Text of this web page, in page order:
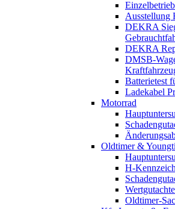
Ausstellung
DEKRA
DEKRA
DMSB-
Batterietest
Ladekabel
Motorrad
Oldtimer &
H-
Oldtimer-